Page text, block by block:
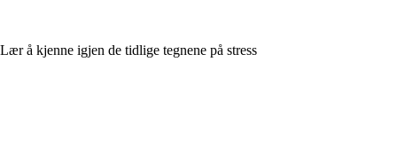
Lær å kjenne igjen de tidlige tegnene på stress